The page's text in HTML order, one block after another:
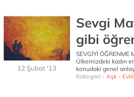
12 Şubat '13
Sevgi
gibi
SEVGİYİ ÖĞRENME
Ülkemizdeki kadın
konudaki genel
Kategori : Aşk -